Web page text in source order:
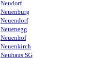
Neudorf
Neuenburg
Neuendorf
Neuenegg
Neuenhof
Neuenkirch
Neuhaus SG